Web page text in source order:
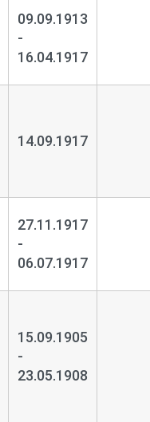
09.09.1913
-
16.04.1917
14.09.1917
27.11.1917
-
06.07.1917
15.09.1905
-
23.05.1908